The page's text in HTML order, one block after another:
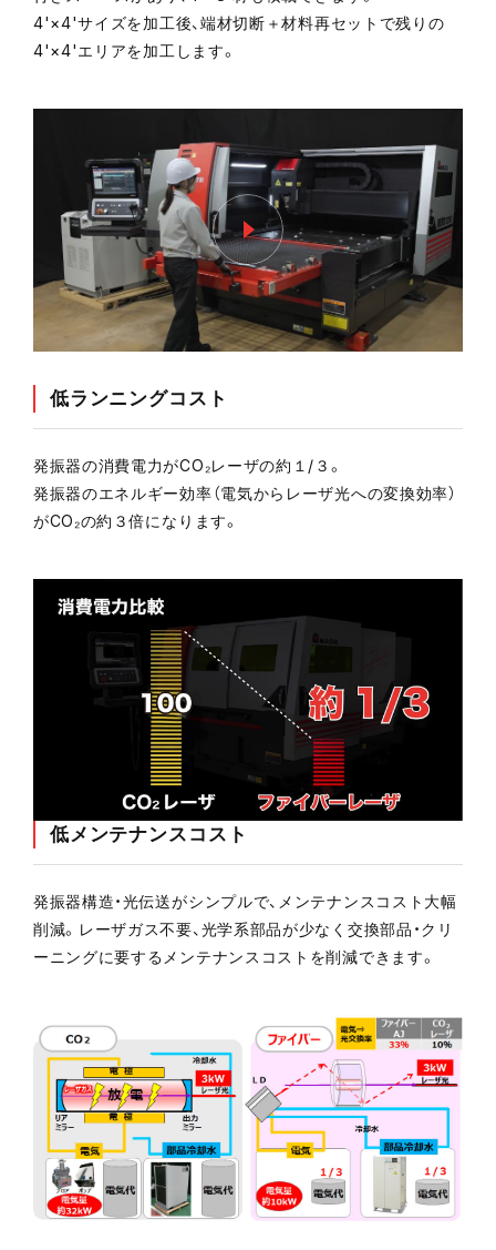
4'×4'サイズを加工後、端材切断＋材料再セットで残りの
4'×4'エリアを加工します。
低ランニングコスト
発振器の消費電力がCO₂レーザの約１/３。
発振器のエネルギー効率（電気からレーザ光への変換効率）
がCO₂の約３倍になります。
低メンテナンスコスト
発振器構造・光伝送がシンプルで、メンテナンスコスト大幅
削減。レーザガス不要、光学系部品が少なく交換部品・クリ
ーニングに要するメンテナンスコストを削減できます。